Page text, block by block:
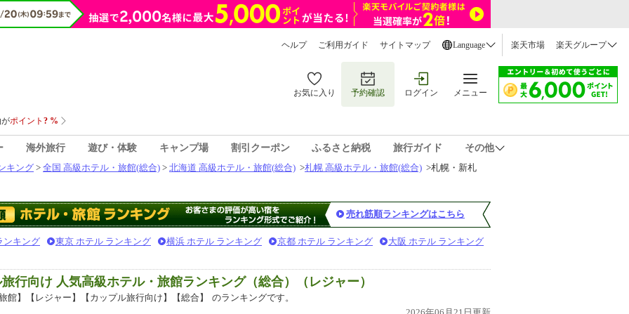
ヘルプ ご利用ガイド サイトマップ Language 楽天市場 楽天グループ
お気に入り 予約確認 ログイン メニュー
海外旅行 遊び・体験 キャンプ場 割引クーポン ふるさと納税 旅行ガイド
その他
キング > 全国 高級ホテル・旅館(総合) > 北海道 高級ホテル・旅館(総合) >札幌 高級ホテル・旅館(総合) >札幌・新札
売れ筋順ランキングはこちら
ンキング 東京 ホテル ランキング 横浜 ホテル ランキング 京都 ホテル ランキング 大阪 ホテル ランキング
行向け 人気高級ホテル・旅館ランキング（総合）（レジャー）
】【レジャー】【カップル旅行向け】【総合】
のランキングです。